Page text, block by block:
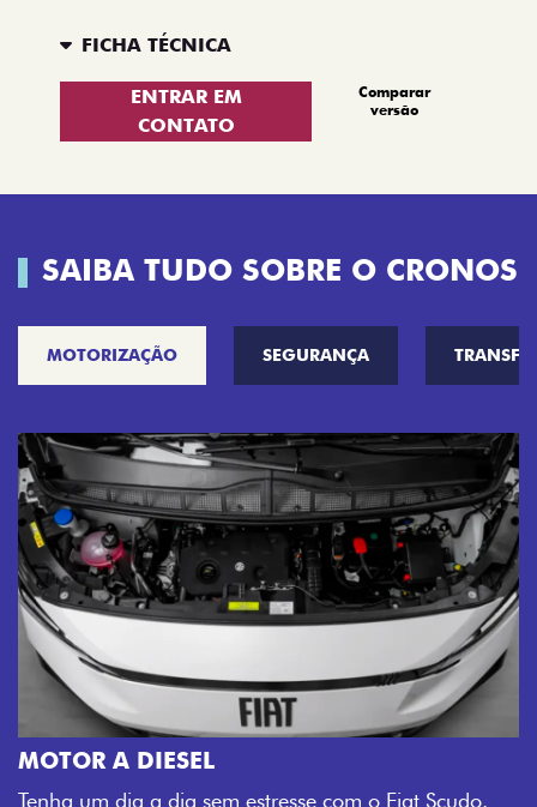
FICHA TÉCNICA
ENTRAR EM
CONTATO
Comparar
versão
SAIBA TUDO SOBRE O CRONOS
MOTORIZAÇÃO SEGURANÇA
MOTOR A DIESEL
Tenha um dia a dia sem estresse com o Fiat Scudo.